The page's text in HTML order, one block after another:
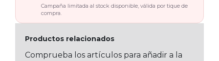
Campaña limitada al stock disponible, válida por tique de
compra.
Productos relacionados
Comprueba los artículos para añadir a la